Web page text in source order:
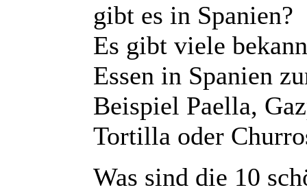
gibt es in Spanien?
Es gibt viele
Essen in Spanien
Beispiel Paella,
Tortilla oder
Was sind die 10